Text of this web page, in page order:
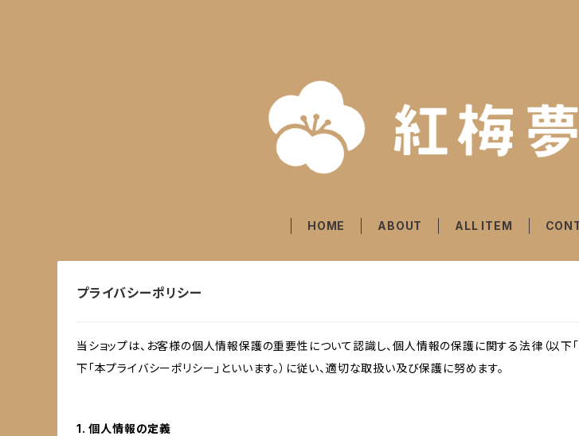
HOME ABOUT ALL ITEM
プライバシーポリシー
当ショップは、お客様の個人情報保護の重要性について認識し、個人情報の保護に関する法律（以下
下「本プライバシーポリシー」といいます。）に従い、適切な取扱い及び保護に努めます。
1. 個人情報の定義